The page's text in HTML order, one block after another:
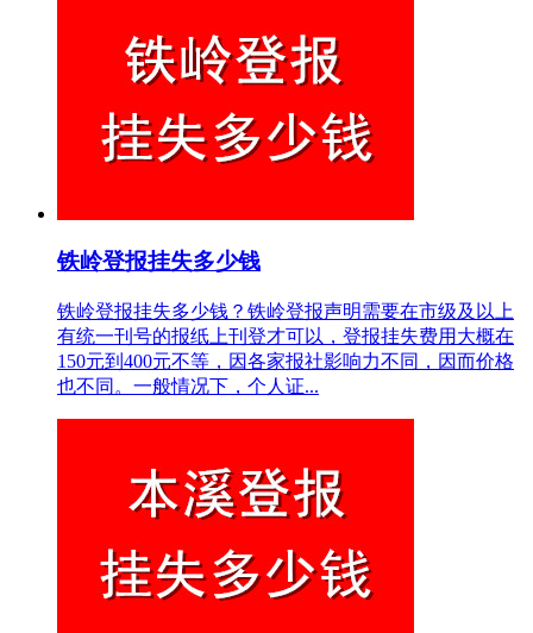
铁岭登报挂失多少钱
铁岭登报挂失多少钱？铁岭登报声明需要在市级及以上
有统一刊号的报纸上刊登才可以，登报挂失费用大概在
150元到400元不等，因各家报社影响力不同，因而价格
也不同。一般情况下，个人证...